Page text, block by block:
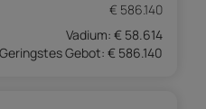
€ 586.140
Vadium: € 58.614
Geringstes Gebot: € 586.140